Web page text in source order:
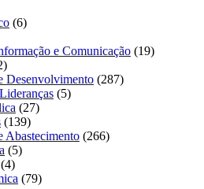
(6)
e Comunicação (19)
Desenvolvimento (287)
(5)
(27)
(139)
Abastecimento (266)
(5)
(4)
(79)